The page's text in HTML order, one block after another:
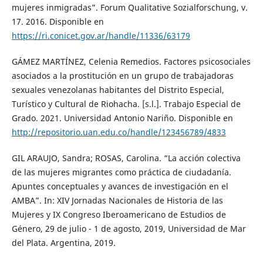
mujeres inmigradas”. Forum Qualitative Sozialforschung, v.
17. 2016. Disponible en
https://ri.conicet.gov.ar/handle/11336/63179
GÁMEZ MARTÍNEZ, Celenia Remedios. Factores psicosociales
asociados a la prostitución en un grupo de trabajadoras
sexuales venezolanas habitantes del Distrito Especial,
Turístico y Cultural de Riohacha. [s.l.]. Trabajo Especial de
Grado. 2021. Universidad Antonio Nariño. Disponible en
http://repositorio.uan.edu.co/handle/123456789/4833
GIL ARAUJO, Sandra; ROSAS, Carolina. “La acción colectiva
de las mujeres migrantes como práctica de ciudadanía.
Apuntes conceptuales y avances de investigación en el
AMBA”. In: XIV Jornadas Nacionales de Historia de las
Mujeres y IX Congreso Iberoamericano de Estudios de
Género, 29 de julio - 1 de agosto, 2019, Universidad de Mar
del Plata. Argentina, 2019.